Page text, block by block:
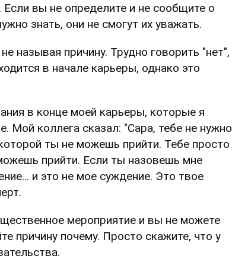
Если вы не определите и не сообщите о
знать, они не смогут их уважать.
называя причину. Трудно говорить "нет",
в начале карьеры, однако это
в конце моей карьеры, которые я
Мой коллега сказал: "Сара, тебе не нужно
ты не можешь прийти. Тебе просто
прийти. Если ты назовешь мне
и это не мое суждение. Это твое
мероприятие и вы не можете
причину почему. Просто скажите, что у